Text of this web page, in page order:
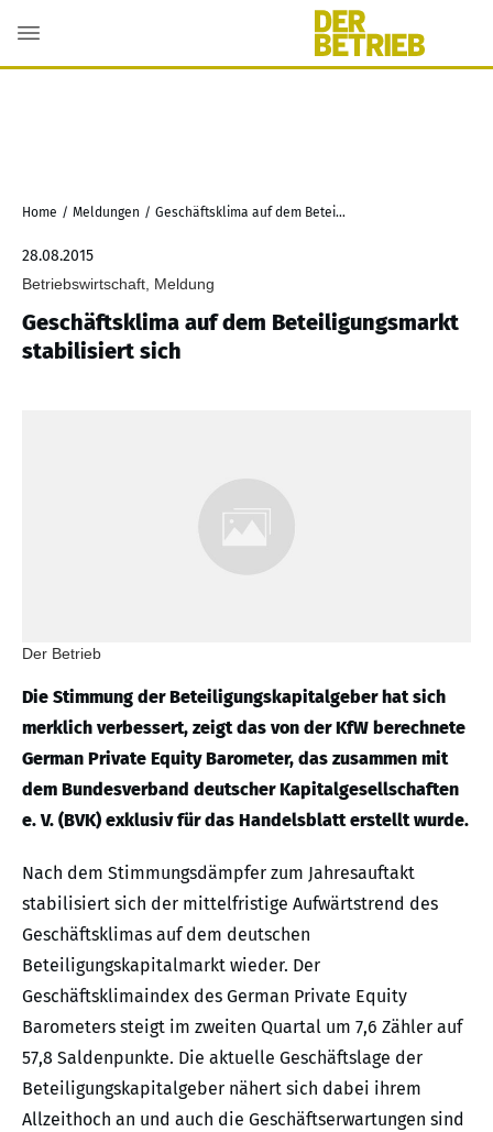
Home / Meldungen / Geschäftsklima auf dem Beteiligungsmarkt stabilisiert sich
28.08.2015
Betriebswirtschaft, Meldung
Geschäftsklima auf dem Beteiligungsmarkt
stabilisiert sich
Der Betrieb
Die Stimmung der Beteiligungskapitalgeber hat sich
merklich verbessert, zeigt das von der KfW berechnete
German Private Equity Barometer, das zusammen mit
dem Bundesverband deutscher Kapitalgesellschaften
e. V. (BVK) exklusiv für das Handelsblatt erstellt wurde.
Nach dem Stimmungsdämpfer zum Jahresauftakt
stabilisiert sich der mittelfristige Aufwärtstrend des
Geschäftsklimas auf dem deutschen
Beteiligungskapitalmarkt wieder. Der
Geschäftsklimaindex des German Private Equity
Barometers steigt im zweiten Quartal um 7,6 Zähler auf
57,8 Saldenpunkte. Die aktuelle Geschäftslage der
Beteiligungskapitalgeber nähert sich dabei ihrem
Allzeithoch an und auch die Geschäftserwartungen sind